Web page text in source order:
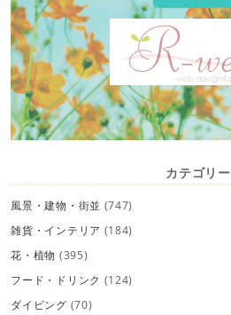
カテゴリー
風景・建物・街並 (747)
雑貨・インテリア (184)
花・植物 (395)
フード・ドリンク (124)
ダイビング (70)